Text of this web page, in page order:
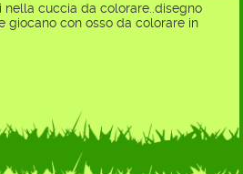
nella cuccia da colorare..disegno
giocano con osso da colorare in